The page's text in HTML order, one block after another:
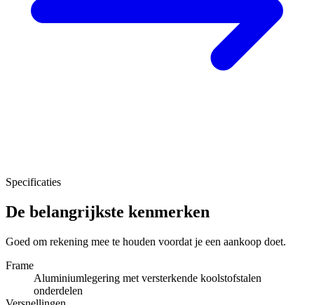
Specificaties
De belangrijkste kenmerken
Goed om rekening mee te houden voordat je een aankoop doet.
Frame
Aluminiumlegering met versterkende koolstofstalen
onderdelen